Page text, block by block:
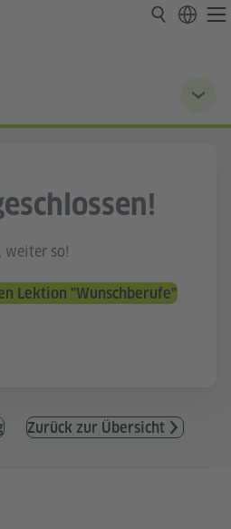
weiter so!
Lektion "Wunschberufe"
Zurück zur Übersicht